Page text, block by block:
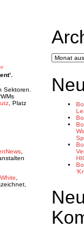
Sektoren.
, Platz
Archiv